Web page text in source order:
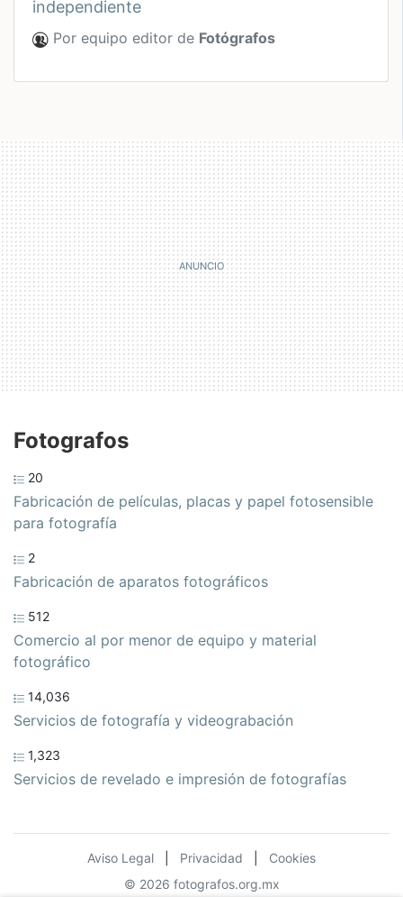
independiente
Por equipo editor de Fotógrafos
Fotografos
20
Fabricación de películas, placas y papel fotosensible
para fotografía
2
Fabricación de aparatos fotográficos
512
Comercio al por menor de equipo y material
fotográfico
14,036
Servicios de fotografía y videograbación
1,323
Servicios de revelado e impresión de fotografías
Aviso Legal Privacidad
Cookies
© 2026 fotografos.org.mx